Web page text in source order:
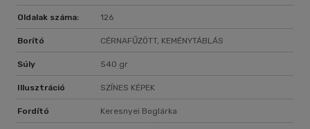
Oldalak száma: 126
Borító CÉRNAFŰZÖTT, KEMÉNYTÁBLÁS
Súly 540 gr
Illusztráció SZÍNES KÉPEK
Fordító Keresnyei Boglárka